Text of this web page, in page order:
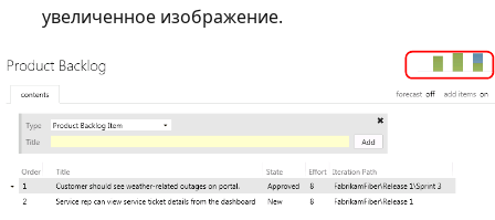
увеличенное изображение.